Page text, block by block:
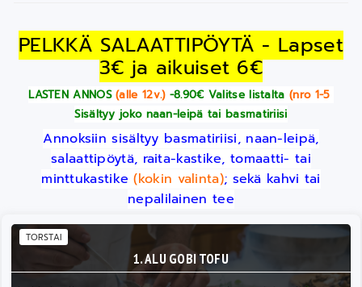
PELKKÄ SALAATTIPÖYTÄ - Lapset
3€ ja aikuiset 6€
LASTEN ANNOS(alle 12v.)-8.90€ Valitse listalta (nro 1-5
Sisältyy joko naan-leipä tai basmatiriisi
Annoksiin sisältyy basmatiriisi, naan-leipä,
salaattipöytä, raita-kastike, tomaatti- tai
minttukastike(kokin valinta); sekä kahvi tai
nepalilainen tee
1. ALU GOBI TOFU
TORSTAI